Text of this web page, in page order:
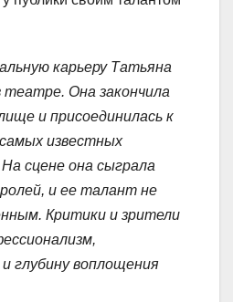
карьеру Татьяна
Она закончила
и присоединилась к
известных
сцене она сыграла
и ее талант не
Критики и зрители
глубину воплощения